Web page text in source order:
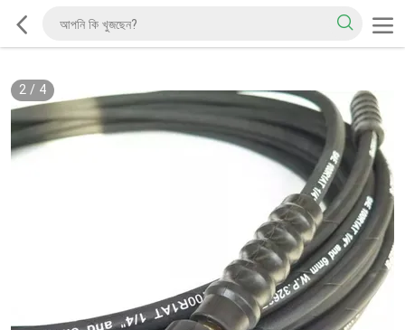
2/ 4